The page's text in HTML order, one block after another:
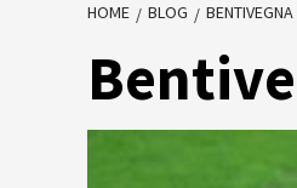
HOME BLOG